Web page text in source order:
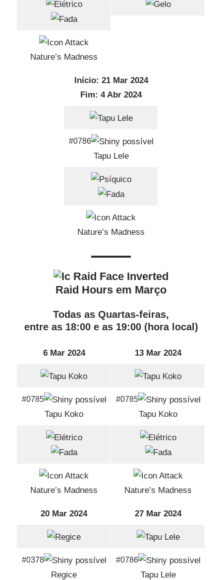
Nature’s Madness
Início: 21 Mar 2024
Fim: 4 Abr 2024
#0786
Tapu Lele
Nature’s Madness
Raid Hours em Março
Todas as Quartas-feiras,
entre as 18:00 e as 19:00 (hora local)
6 Mar 2024
#0785
Tapu Koko
Nature’s Madness
13 Mar 2024
#0785
Tapu Koko
Nature’s Madness
20 Mar 2024
#0378
Regice
27 Mar 2024
#0786
Tapu Lele